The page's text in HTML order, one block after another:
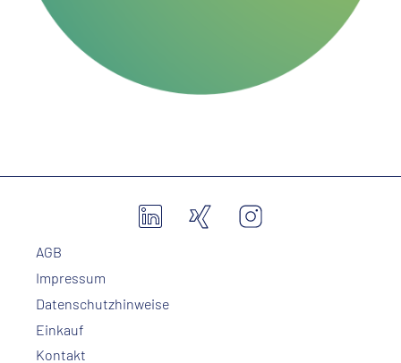
AGB
Impressum
Datenschutzhinweise
Einkauf
Kontakt